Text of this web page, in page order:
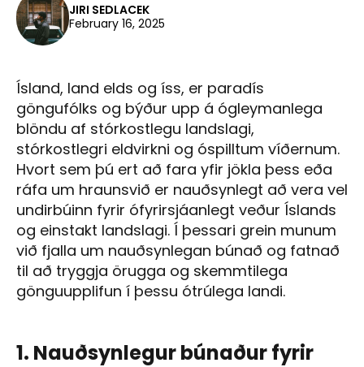
JIRI SEDLACEK
February 16, 2025
Ísland, land elds og íss, er paradís
göngufólks og býður upp á ógleymanlega
blöndu af stórkostlegu landslagi,
stórkostlegri eldvirkni og óspilltum víðernum.
Hvort sem þú ert að fara yfir jökla þess eða
ráfa um hraunsvið er nauðsynlegt að vera vel
undirbúinn fyrir ófyrirsjáanlegt veður Íslands
og einstakt landslagi. Í þessari grein munum
við fjalla um nauðsynlegan búnað og fatnað
til að tryggja örugga og skemmtilega
gönguupplifun í þessu ótrúlega landi.
1. Nauðsynlegur búnaður fyrir